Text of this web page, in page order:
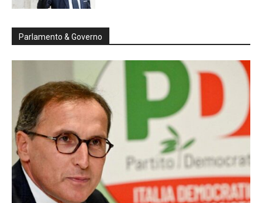
Parlamento & Governo